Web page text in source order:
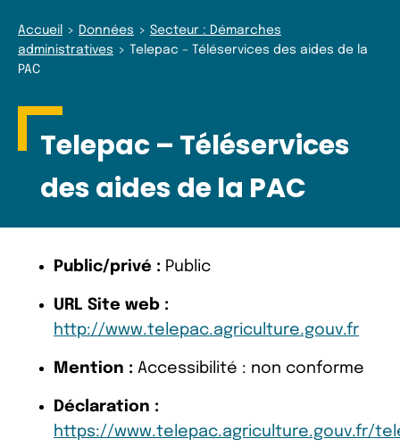
Accueil Données
Secteur : Démarches
administratives
Telepac – Téléservices des aides de la
PAC
Telepac – Téléservices
des aides de la PAC
Public/privé : Public
URL Site web :
http://www.telepac.agriculture.gouv.fr
Mention : Accessibilité : non conforme
Déclaration :
https://www.telepac.agriculture.gouv.fr/